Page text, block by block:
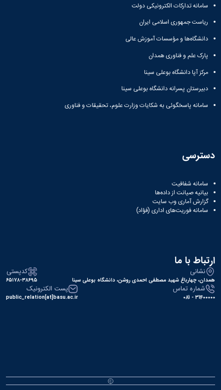
سامانه تدارکات الکترونیکی دولت
ریاست جمهوری اسلامی ایران
دانشگاه‌ها و مؤسسات آموزش عالی
پارک علم و فناوری همدان
مرکز آپا دانشگاه بوعلی سینا
دبیرستان پسرانه دانشگاه بوعلی سینا
سامانه پاسخگوئی به شکایات وزارت علوم، تحقیقات و فناوری
دسترسی
سامانه شفافیت
بیانیه صیانت از داده‌ها
گزارش آماری وب‌ سایت
سامانه فوریت‌های اداری (فؤاد)
ارتباط با ما
نشانی
همدان، چهارباغ شهید مصطفی احمدی روشن، دانشگاه بوعلی سینا
کدپستی
۶۵۱۷۸-۳۸۶۹۵
شماره تماس
31400000 - 081
پست الکترونیک
public_relation[at]basu.ac.ir